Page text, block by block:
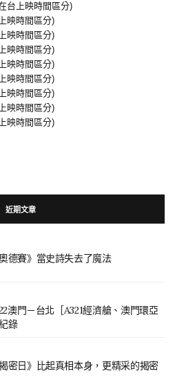
台上映時間區分)
映時間區分)
映時間區分)
映時間區分)
映時間區分)
映時間區分)
映時間區分)
映時間區分)
映時間區分)
近期文章
德賽》當史詩失去了魔法
澳門－台北［A321經濟艙、澳門環亞
錄
密日》比起真相本身，更精采的揭密